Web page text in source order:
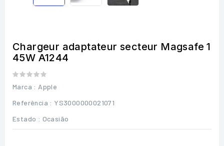
Chargeur adaptateur secteur Magsafe 1
45W A1244
Marca : Apple
Referência : YS3000000021071
Estado : Ocasião